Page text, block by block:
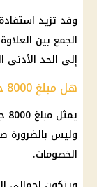
الجمع بين
إلى الحد الأدنى
هل مبلغ 8000 جنيه صافي الراتب؟
وليس بالضرورة
الخصومات.